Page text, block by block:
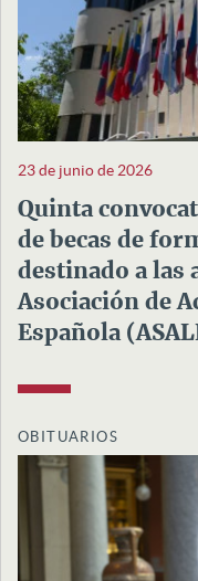
23 de junio de 2026
Quinta
de becas de
destinado a las
Asociación de
Española
OBITUARIOS